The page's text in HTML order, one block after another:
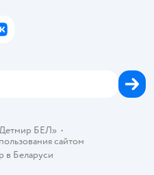
файлов cookie
карты
БЕЛ»•
сайтом
в Беларуси
ВКонтакте